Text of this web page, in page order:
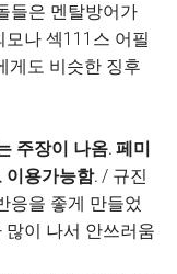
들은 멘탈방어가
나 섹111스 어필
게도 비슷한 징후
주장이 나옴. 페미
이용가능함. / 규진
응을 좋게 만들었
이 나서 안쓰러움